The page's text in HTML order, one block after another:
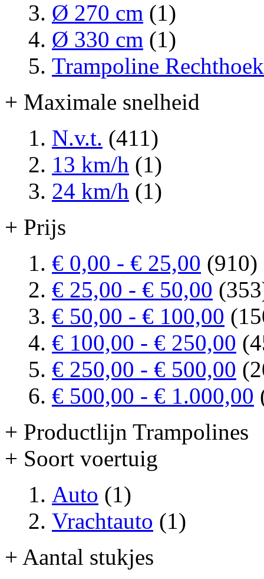
Ø 270 cm (1)
Ø 330 cm (1)
Trampoline Rechthoek
+ Maximale snelheid
N.v.t. (411)
13 km/h (1)
24 km/h (1)
+ Prijs
€ 0,00 - € 25,00 (910)
€ 25,00 - € 50,00
€ 50,00 - € 100,00
€ 100,00 - € 250,00
€ 250,00 - € 500,00
€ 500,00 - € 1.000,00
+ Productlijn Trampolines
+ Soort voertuig
Auto (1)
Vrachtauto (1)
+ Aantal stukjes